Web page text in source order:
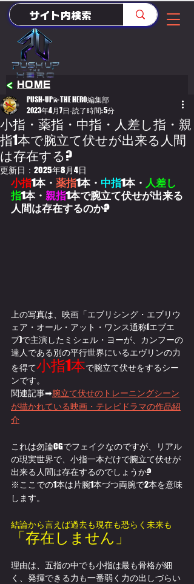
HOME
<
小指・薬指・中指・人差し指・親
指1本で腕立て伏せが出来る人間
は存在する?
PUSH-UP💫THE HERO編集部
2023年4月7日 読了時間: 5分
更新日： 2025年8月4日
小指1本・ 薬指1本・ 中指1本・ 人差し
指1本・ 親指1本で腕立て伏せが出来る
人間は存在するのか?
上の写真は、映画「エブリシング・エブリウ
ェア・オール・アット・ワンス通称(エブエ
ブ)で主演したミシェル・ヨーが、カンフーの
達人である別の平行世界にいるエヴリンの力
を得て小指1本で腕立て伏せをするシー
ンです。
関連記事➡腕立て伏せのトレーニングシーン
が描かれている映画・テレビドラマの作品紹
介
これは勿論CGでフェイクなのですが、リアル
の現実世界で、小指一本だけで腕立て伏せが
出来る人間は存在するのでしょうか?
※ここでの1本は片腕1本づつ両腕で2本を意味
します。
結論から言えば過去も現在も恐らく未来も
「存在しません」
理由は、五指の中でも小指は最も骨格が細
く、発揮できる力も一番弱く力の出しづらい